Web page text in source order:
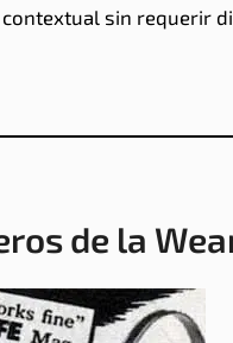
sin requerir
de la